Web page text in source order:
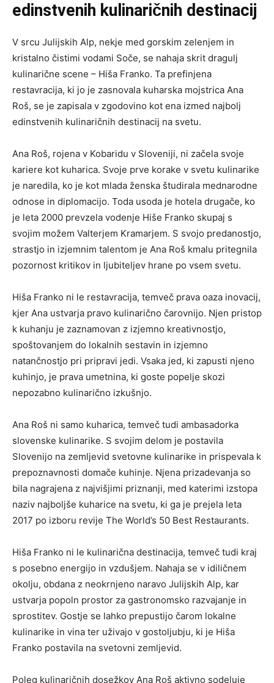
edinstvenih kulinaričnih destinacij
V srcu Julijskih Alp, nekje med gorskim zelenjem in
kristalno čistimi vodami Soče, se nahaja skrit dragulj
kulinarične scene – Hiša Franko. Ta prefinjena
restavracija, ki jo je zasnovala kuharska mojstrica Ana
Roš, se je zapisala v zgodovino kot ena izmed najbolj
edinstvenih kulinaričnih destinacij na svetu.
Ana Roš, rojena v Kobaridu v Sloveniji, ni začela svoje
kariere kot kuharica. Svoje prve korake v svetu kulinarike
je naredila, ko je kot mlada ženska študirala mednarodne
odnose in diplomacijo. Toda usoda je hotela drugače, ko
je leta 2000 prevzela vodenje Hiše Franko skupaj s
svojim možem Valterjem Kramarjem. S svojo predanostjo,
strastjo in izjemnim talentom je Ana Roš kmalu pritegnila
pozornost kritikov in ljubiteljev hrane po vsem svetu.
Hiša Franko ni le restavracija, temveč prava oaza inovacij,
kjer Ana ustvarja pravo kulinarično čarovnijo. Njen pristop
k kuhanju je zaznamovan z izjemno kreativnostjo,
spoštovanjem do lokalnih sestavin in izjemno
natančnostjo pri pripravi jedi. Vsaka jed, ki zapusti njeno
kuhinjo, je prava umetnina, ki goste popelje skozi
nepozabno kulinarično izkušnjo.
Ana Roš ni samo kuharica, temveč tudi ambasadorka
slovenske kulinarike. S svojim delom je postavila
Slovenijo na zemljevid svetovne kulinarike in prispevala k
prepoznavnosti domače kuhinje. Njena prizadevanja so
bila nagrajena z najvišjimi priznanji, med katerimi izstopa
naziv najboljše kuharice na svetu, ki ga je prejela leta
2017 po izboru revije The World’s 50 Best Restaurants.
Hiša Franko ni le kulinarična destinacija, temveč tudi kraj
s posebno energijo in vzdušjem. Nahaja se v idiličnem
okolju, obdana z neokrnjeno naravo Julijskih Alp, kar
ustvarja popoln prostor za gastronomsko razvajanje in
sprostitev. Gostje se lahko prepustijo čarom lokalne
kulinarike in vina ter uživajo v gostoljubju, ki je Hiša
Franko postavila na svetovni zemljevid.
Poleg kulinaričnih dosežkov Ana Roš aktivno sodeluje